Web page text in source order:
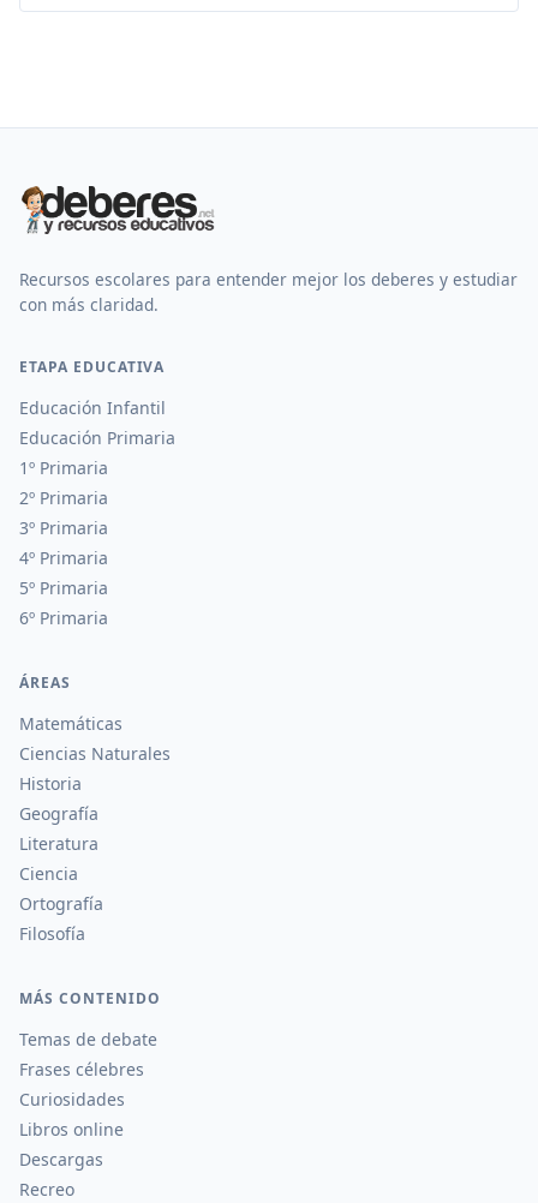
Recursos escolares para entender mejor los deberes y estudiar
con más claridad.
ETAPA EDUCATIVA
Educación Infantil
Educación Primaria
1º Primaria
2º Primaria
3º Primaria
4º Primaria
5º Primaria
6º Primaria
ÁREAS
Matemáticas
Ciencias Naturales
Historia
Geografía
Literatura
Ciencia
Ortografía
Filosofía
MÁS CONTENIDO
Temas de debate
Frases célebres
Curiosidades
Libros online
Descargas
Recreo